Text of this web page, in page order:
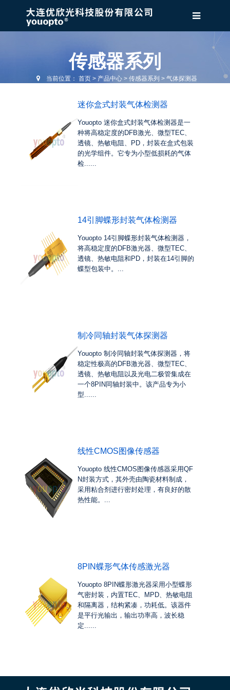
传感器系列
当前位置：首页 > 产品中心 >传感器系列 >气体探测器
迷你盒式封装气体检测器
Youopto 迷你盒式封装气体检测器是一
种将高稳定度的DFB激光、微型TEC、
透镜、热敏电阻、PD，封装在盒式包装
的光学组件。它专为小型低损耗的气体
检......
14引脚蝶形封装气体检测器
Youopto 14引脚蝶形封装气体检测器，
将高稳定度的DFB激光器、微型TEC、
透镜、热敏电阻和PD，封装在14引脚的
蝶型包装中。...
制冷同轴封装气体探测器
Youopto 制冷同轴封装气体探测器，将
稳定性极高的DFB激光器、微型TEC、
透镜、热敏电阻以及光电二极管集成在
一个8PIN同轴封装中。该产品专为小
型......
线性CMOS图像传感器
Youopto 线性CMOS图像传感器采用QF
N封装方式，其外壳由陶瓷材料制成，
采用粘合剂进行密封处理，有良好的散
热性能。...
8PIN蝶形气体传感激光器
Youopto 8PIN蝶形激光器采用小型蝶形
气密封装，内置TEC、MPD、热敏电阻
和隔离器，结构紧凑，功耗低。该器件
是平行光输出，输出功率高，波长稳
定......